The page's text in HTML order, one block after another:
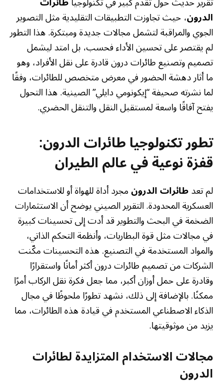
الدرون، حيث تجاوزت التطبيقات التقليدية مثل التصوير
الجوي والمراقبة لتشمل مجالات جديدة ومبتكرة. هذا التطور
لم يقتصر على تحسين الأداء فحسب، بل امتد ليشمل
تصميم وتصنيع طائرات درون قادرة على نقل الأفراد، وهو
ما أثار دهشة الحضور في معرض متخصص للطائرات، وفقًا
لما نشرته صحيفة “إيكونومي دايلي” الصينية. هذا التحول
يفتح آفاقًا واسعة لمستقبل النقل والتنقل الحضري.
تطور تكنولوجيا طائرات الدرون:
قفزة نوعية في عالم الطيران
لم تعدطائرات الدرونمجرد أداة للهواة أو للاستخدامات
العسكرية المحدودة. التقرير الصيني يوضح أن الاستثمارات
الضخمة في البحث والتطوير قد أدت إلى تحسينات كبيرة
في مجالات مثل قوة البطاريات، وأنظمة التحكم الذاتي،
والمواد المستخدمة في التصنيع. هذه التحسينات مكّنت
الشركات من تصميم طائرات درون أكثر أمانًا واستقرارًا
وقادرة على حمل أوزان أكبر، مما جعل فكرة نقل الركاب أمرًا
ممكنًا. بالإضافة إلى ذلك، نشهد تطورًا ملحوظًا في مجال
الذكاء الاصطناعي المستخدم في قيادة هذه الطائرات، مما
يزيد من موثوقيتها.
مجالات الاستخدام المتزايدة لطائرات
الدرون